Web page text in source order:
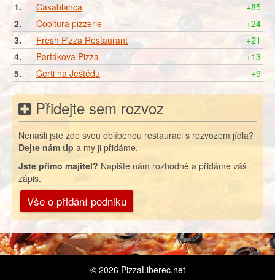
1. Casablanca
+85
2.
Cooltura pizzerie
+24
3.
Fresh Pizza Restaurant
+21
4.
Parťákova Pizza
+13
5.
Čerti na Ještědu +9
Přidejte sem rozvoz
Nenašli jste zde svou oblíbenou restauraci s rozvozem jídla?
Dejte nám tip a my ji přidáme.
Jste přímo majitel? Napište nám rozhodně a přidáme váš
zápis.
Vše o přidání podniku
© 2026 PizzaLiberec.net